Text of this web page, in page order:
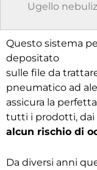
Ugello
Questo sistema
depositato
sulle file da
pneumatico ad
assicura la
tutti i prodotti, dai
alcun rischio di
Da diversi anni